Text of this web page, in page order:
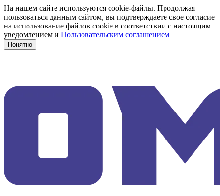
На нашем сайте используются cookie-файлы. Продолжая
пользоваться данным сайтом, вы подтверждаете свое согласие
на использование файлов cookie в соответствии с настоящим
уведомлением и Пользовательским соглашением
Понятно